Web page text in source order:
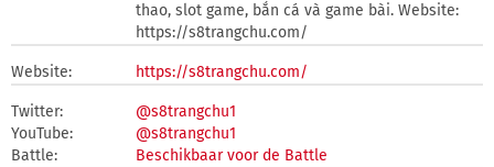
thao, slot game, bắn cá và game bài. Website:
https://s8trangchu.com/
Website: https://s8trangchu.com/
Twitter:
@s8trangchu1
YouTube:
@s8trangchu1
Battle:
Beschikbaar voor de Battle